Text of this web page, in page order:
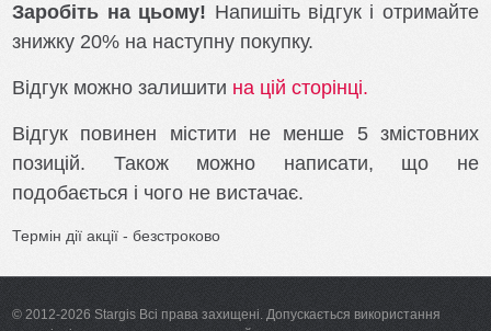
Активація
Купити
Хто
ми
Контакти
Заробіть на цьому! Напишіть відгук і отримайте
знижку 20% на наступну покупку.
Відгук можно залишити на цій сторінці.
Відгук повинен містити не менше 5 змістовних
позицій. Також можно написати, що не
подобається і чого не вистачає.
Термін дії акції - безстроково
© 2012-2026 Stargis Всі права захищені. Допускається використання